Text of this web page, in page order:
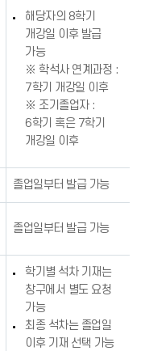
해당자의 8학기
개강일 이후 발급
가능
※ 학석사 연계과정 :
7학기 개강일 이후
※ 조기졸업자 :
6학기 혹은 7학기
개강일 이후
졸업일부터 발급 가능
졸업일부터 발급 가능
학기별 석차 기재는
창구에서 별도 요청
가능
최종 석차는 졸업일
이후 기재 선택 가능